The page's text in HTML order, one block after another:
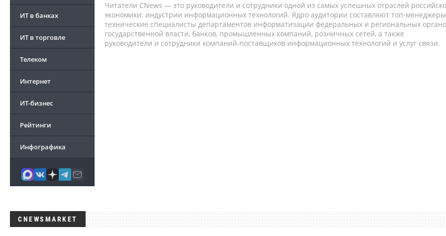
ИТ в банках
ИТ в торговле
Телеком
Интернет
ИТ-бизнес
Рейтинги
Инфографика
Читатели CNews — это руководители и сотрудники одной из самых успешных отраслей
экономики: индустрии информационных технологий. Ядро аудитории составляют топ-
технические специалисты департаментов информатизации федеральных и региональных
государственной власти, банков, промышленных компаний, розничных сетей, а также
руководители и сотрудники компаний-поставщиков информационных технологий и услуг связи.
CNEWSMARKET